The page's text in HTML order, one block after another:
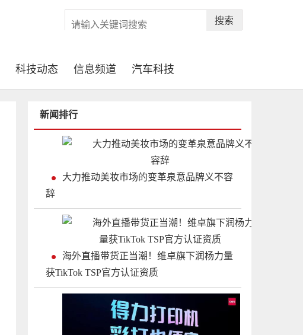
搜索
科技动态 信息频道 汽车科技
新闻排行
大力推动美妆市场的变革泉意品牌义不容
辞
海外直播带货正当潮！维卓旗下润杨力量
获TikTok TSP官方认证资质